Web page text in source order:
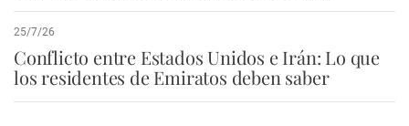
25/7/26
Conflicto entre Estados Unidos e Irán: Lo que
los residentes de Emiratos deben saber